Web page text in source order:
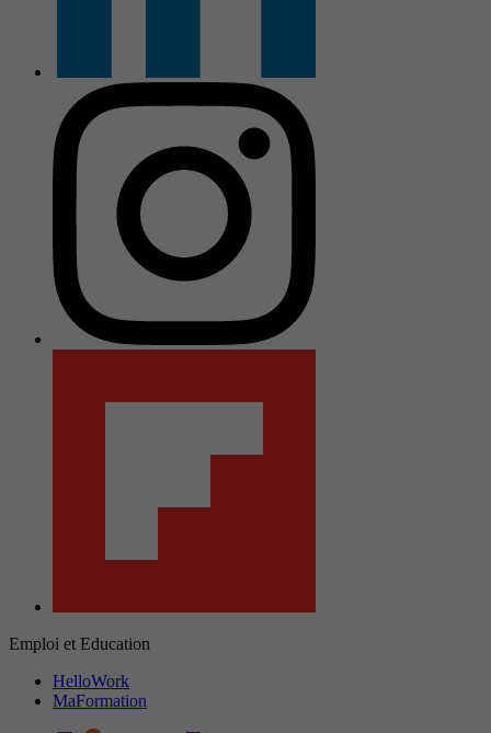
Emploi et Education
HelloWork
MaFormation